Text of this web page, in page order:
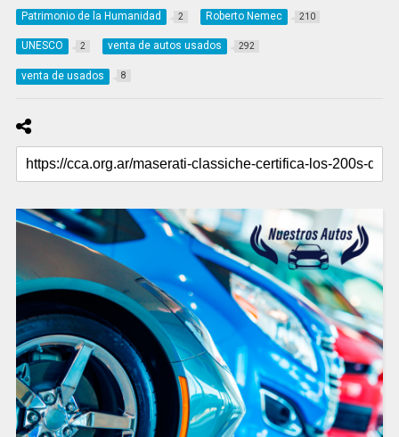
Patrimonio de la Humanidad 2 Roberto Nemec 210
UNESCO 2 venta de autos usados 292
venta de usados 8